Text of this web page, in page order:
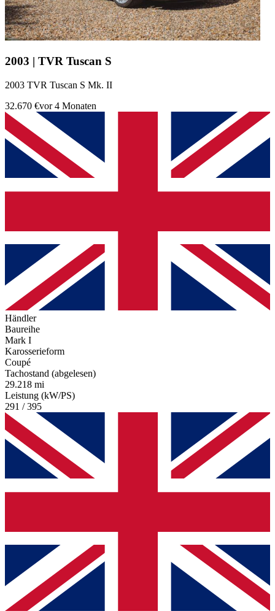
2003 | TVR Tuscan S
2003 TVR Tuscan S Mk. II
32.670 €vor 4 Monaten
Händler
Baureihe
Mark I
Karosserieform
Coupé
Tachostand (abgelesen)
29.218 mi
Leistung (kW/PS)
291 / 395